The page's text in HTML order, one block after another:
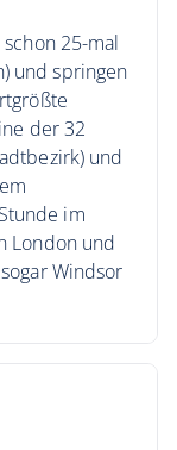
25-mal
und springen
der 32
und
im
London und
Windsor